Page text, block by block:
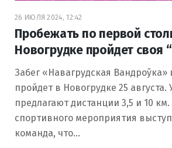
26 ИЮЛЯ 2024, 12:42
Пробежать по первой
Новогрудке пройдет своя
Забег «Навагрудская
пройдет в Новогрудке 25 августа.
предлагают дистанции 3,5 и 10
спортивного мероприятия
команда, что…